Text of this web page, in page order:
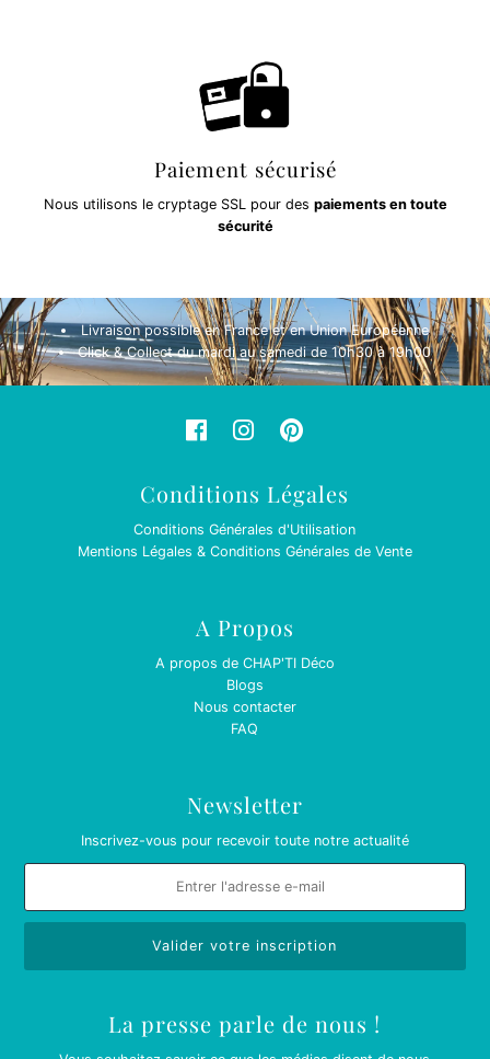
Paiement sécurisé
Nous utilisons le cryptage SSL pour des paiements en toute
sécurité
Livraison possible en France et en Union Européenne
Click & Collect du mardi au samedi de 10h30 à 19h00
Conditions Légales
Conditions Générales d'Utilisation
Mentions Légales & Conditions Générales de Vente
A Propos
A propos de CHAP'TI Déco
Blogs
Nous contacter
FAQ
Newsletter
Inscrivez-vous pour recevoir toute notre actualité
La presse parle de nous !